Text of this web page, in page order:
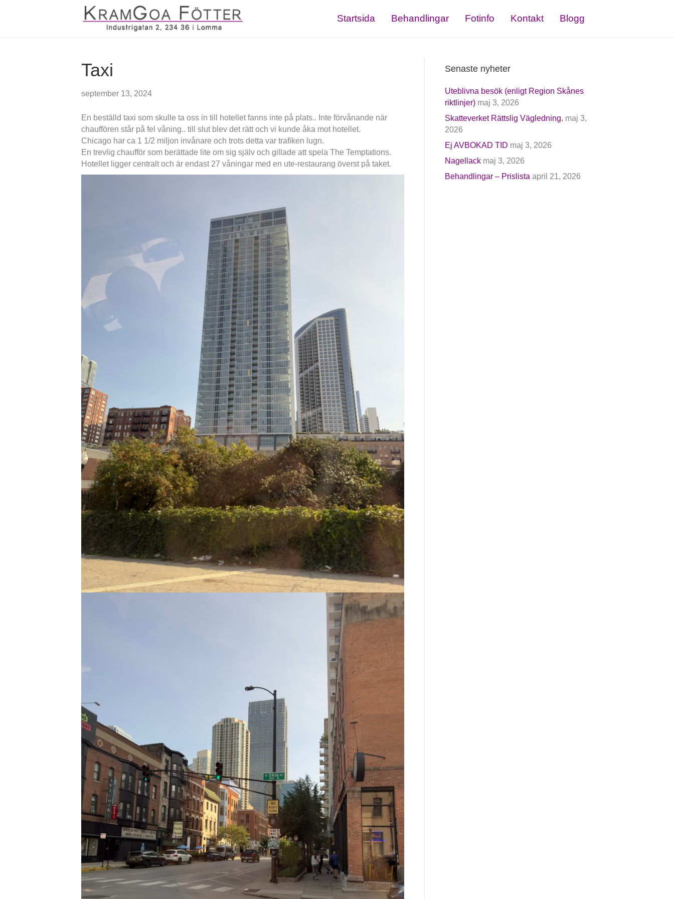
Startsida Behandlingar Fotinfo Kontakt Blogg
Taxi
september 13, 2024
En beställd taxi som skulle ta oss in till hotellet fanns inte på plats.. Inte förvånande när
chauffören står på fel våning.. till slut blev det rätt och vi kunde åka mot hotellet.
Chicago har ca 1 1/2 miljon invånare och trots detta var trafiken lugn.
En trevlig chaufför som berättade lite om sig själv och gillade att spela The Temptations.
Hotellet ligger centralt och är endast 27 våningar med en ute-restaurang överst på taket.
Senaste nyheter
Uteblivna besök (enligt Region Skånes
riktlinjer) maj 3, 2026
Skatteverket Rättslig Vägledning. maj 3,
2026
Ej AVBOKAD TID maj 3, 2026
Nagellack maj 3, 2026
Behandlingar – Prislista april 21, 2026